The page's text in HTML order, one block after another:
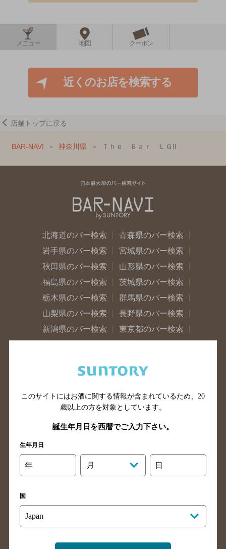
メニュー 地図 クーポン
近くのお店を検索する
店舗トップに戻る
BAR-NAVI 神奈川県 Ｔｈｅ Ｂａｒ ＬＧII
北海道のバー検索
青森県のバー検索
岩手県のバー検索
宮城県のバー検索
秋田県のバー検索
山形県のバー検索
福島県のバー検索
茨城県のバー検索
栃木県のバー検索
群馬県のバー検索
山梨県のバー検索
長野県のバー検索
新潟県のバー検索
東京都のバー検索
静岡県のバー検索
三重県のバー検索
岐阜県のバー検索
富山県のバー検索
石川県のバー検索
福井県のバー検索
大阪府のバー検索
京都府のバー検索
滋賀県のバー検索
和歌山県のバー検索
広島県のバー検索
岡山県のバー検索
香川県のバー検索
このサイトにはお酒に関する情報が含まれているため、 20
歳以上の方を対象としています。
誕生年月日を西暦でご入力下さい。
生年月日
年 月 日
国